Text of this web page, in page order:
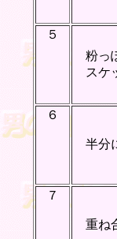
５
粉っ
スケ
６
半分
７
重ね